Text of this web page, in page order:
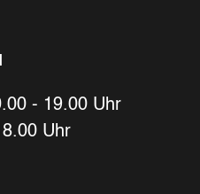
- 19.00 Uhr
Uhr